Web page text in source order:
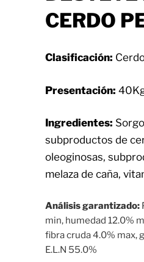
CERDO
Clasificación:
Presentación:
Ingredientes:
subproductos de
oleoginosas,
melaza de caña,
Análisis garantizado:
min, humedad 12.0%
fibra cruda 4.0% max,
E.L.N 55.0%